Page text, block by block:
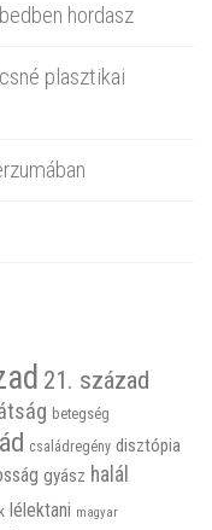
hordasz
plasztikai
21. század
betegség
családregény disztópia
gyász halál
lélektani magyar